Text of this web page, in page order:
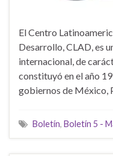
El Centro
Desarrollo, CLAD, es
internacional, de
constituyó en el año
gobiernos de México,
Boletín, Boletín 5 -